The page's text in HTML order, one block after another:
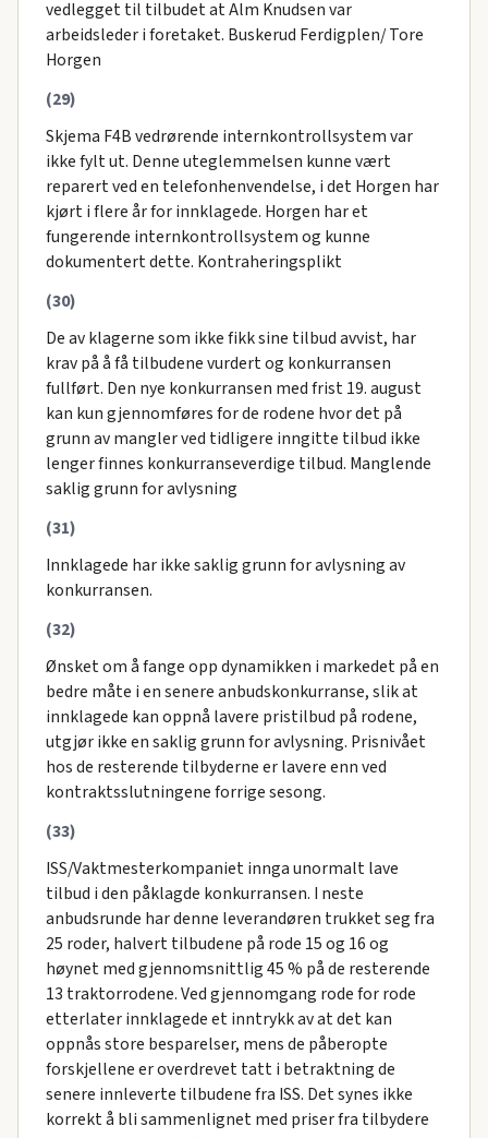
vedlegget til tilbudet at Alm Knudsen var
arbeidsleder i foretaket. Buskerud Ferdigplen/ Tore
Horgen
(29)
Skjema F4B vedrørende internkontrollsystem var
ikke fylt ut. Denne uteglemmelsen kunne vært
reparert ved en telefonhenvendelse, i det Horgen har
kjørt i flere år for innklagede. Horgen har et
fungerende internkontrollsystem og kunne
dokumentert dette. Kontraheringsplikt
(30)
De av klagerne som ikke fikk sine tilbud avvist, har
krav på å få tilbudene vurdert og konkurransen
fullført. Den nye konkurransen med frist 19. august
kan kun gjennomføres for de rodene hvor det på
grunn av mangler ved tidligere inngitte tilbud ikke
lenger finnes konkurranseverdige tilbud. Manglende
saklig grunn for avlysning
(31)
Innklagede har ikke saklig grunn for avlysning av
konkurransen.
(32)
Ønsket om å fange opp dynamikken i markedet på en
bedre måte i en senere anbudskonkurranse, slik at
innklagede kan oppnå lavere pristilbud på rodene,
utgjør ikke en saklig grunn for avlysning. Prisnivået
hos de resterende tilbyderne er lavere enn ved
kontraktsslutningene forrige sesong.
(33)
ISS/Vaktmesterkompaniet innga unormalt lave
tilbud i den påklagde konkurransen. I neste
anbudsrunde har denne leverandøren trukket seg fra
25 roder, halvert tilbudene på rode 15 og 16 og
høynet med gjennomsnittlig 45 % på de resterende
13 traktorrodene. Ved gjennomgang rode for rode
etterlater innklagede et inntrykk av at det kan
oppnås store besparelser, mens de påberopte
forskjellene er overdrevet tatt i betraktning de
senere innleverte tilbudene fra ISS. Det synes ikke
korrekt å bli sammenlignet med priser fra tilbydere